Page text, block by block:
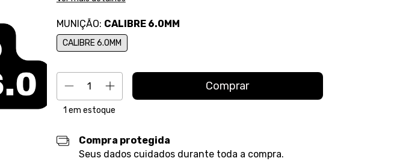
MUNIÇÃO: CALIBRE 6.0MM
CALIBRE 6.0MM
1 em estoque
Compra protegida
Seus dados cuidados durante toda a compra.